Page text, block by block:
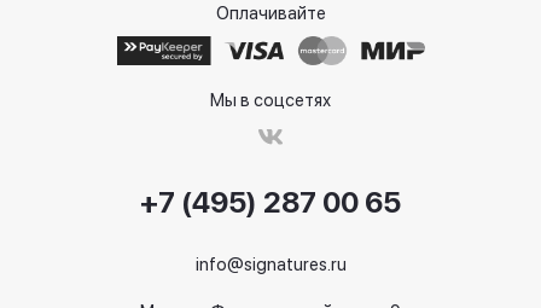
Оплачивайте
Мы в соцсетях
+7 (495) 287 00 65
info@signatures.ru